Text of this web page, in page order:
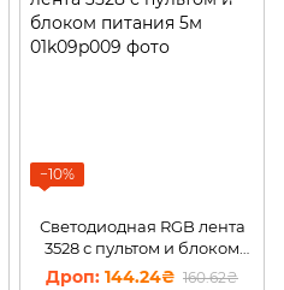
−10%
Светодиодная RGB лента
3528 с пультом и блоком
питания 5м
144.24₴ 160.62₴